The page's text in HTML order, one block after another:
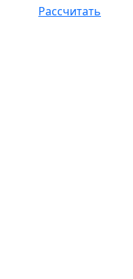
Рассчитать